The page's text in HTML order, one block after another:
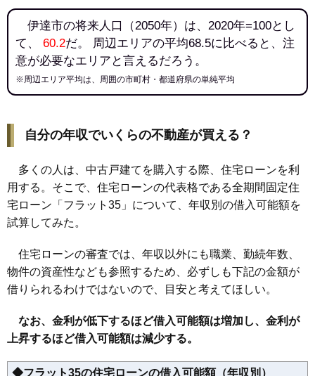
伊達市の将来人口（2050年）は、2020年=100とし
て、 60.2だ。 周辺エリアの平均68.5に比べると、注
意が必要なエリアと言えるだろう。
※周辺エリア平均は、周囲の市町村・都道府県の単純平均
自分の年収でいくらの不動産が買える？
多くの人は、中古戸建てを購入する際、住宅ローンを利
用する。そこで、住宅ローンの代表格である全期間固定住
宅ローン「フラット35」について、年収別の借入可能額を
試算してみた。
住宅ローンの審査では、年収以外にも職業、勤続年数、
物件の資産性なども参照するため、必ずしも下記の金額が
借りられるわけではないので、目安と考えてほしい。
なお、金利が低下するほど借入可能額は増加し、金利が
上昇するほど借入可能額は減少する。
◆フラット35の住宅ローンの借入可能額（年収別）